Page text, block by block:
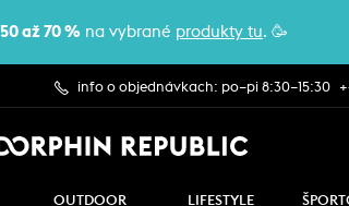
50 až 70 % na vybrané produkty tu. 🥳
info o objednávkach: po–pi 8:30–15:30
OUTDOOR LIFESTYLE